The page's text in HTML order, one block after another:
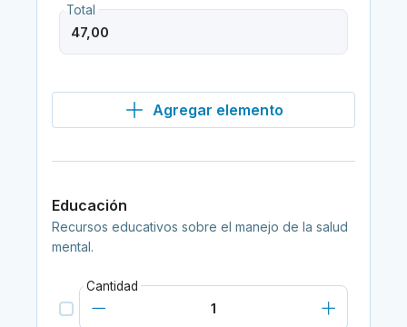
Total
Agregar elemento
Educación
Recursos educativos sobre el manejo de la salud
mental.
Cantidad